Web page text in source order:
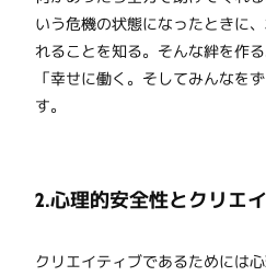
いう危機の状態になったときに
れることを知る。そんな絆を作
「幸せに働く。そしてみんなを
す。
2.心理的安全性とクリエ
クリエイティブであるためには